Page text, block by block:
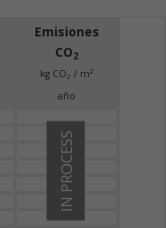
Emisiones
CO2
kg CO2 / m2
año
IN PROCESS